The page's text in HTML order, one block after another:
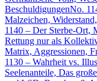
BeschuldigungenNo.
Malzeichen,
1140 – Der Sterbe-Ort,
Rettung nur als
Matrix, Aggressionen,
1130 – Wahrheit vs.
Seelenanteile, Das